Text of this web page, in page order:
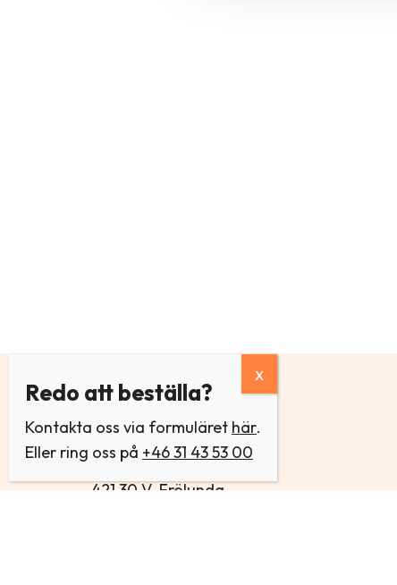
ÅKES SOLSKYDD
Olof Asklunds gata 14
421 30 V. Frölunda
Redo att beställa?
Kontakta oss via formuläret här.
Eller ring oss på +46 31 43 53 00